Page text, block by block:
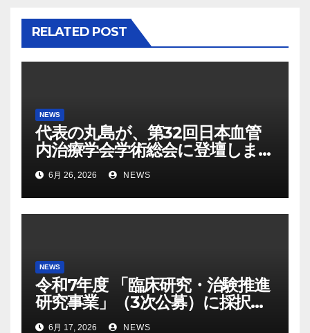
RELATED POST
NEWS
代表の丸島が、第32回日本血管
内治療学会学術総会に登壇しま
す。
6月 26, 2026 NEWS
NEWS
令和7年度 「臨床研究・治験推進
研究事業」（3次公募）に採択さ
れました
6月 17, 2026 NEWS